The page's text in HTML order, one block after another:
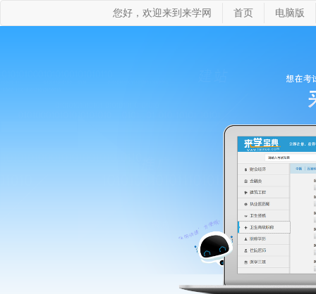
您好，欢迎来到来学网 首页 电脑版